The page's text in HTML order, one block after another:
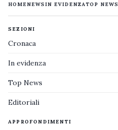
HOMENEWS IN EVIDENZATOP NEWS
SEZIONI
Cronaca
In evidenza
Top News
Editoriali
APPROFONDIMENTI